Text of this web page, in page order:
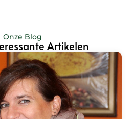
Onze Blog
Artikelen